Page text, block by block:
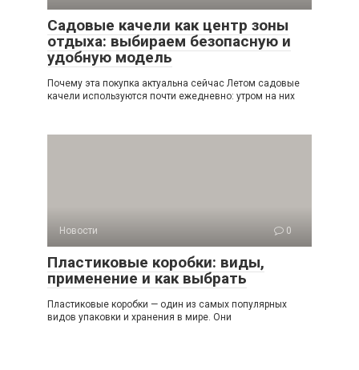
Садовые качели как центр зоны
отдыха: выбираем безопасную и
удобную модель
Почему эта покупка актуальна сейчас Летом садовые
качели используются почти ежедневно: утром на них
Новости 0
Пластиковые коробки: виды,
применение и как выбрать
Пластиковые коробки — один из самых популярных
видов упаковки и хранения в мире. Они